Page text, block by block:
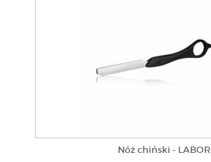
Nóż chiński - LABOR